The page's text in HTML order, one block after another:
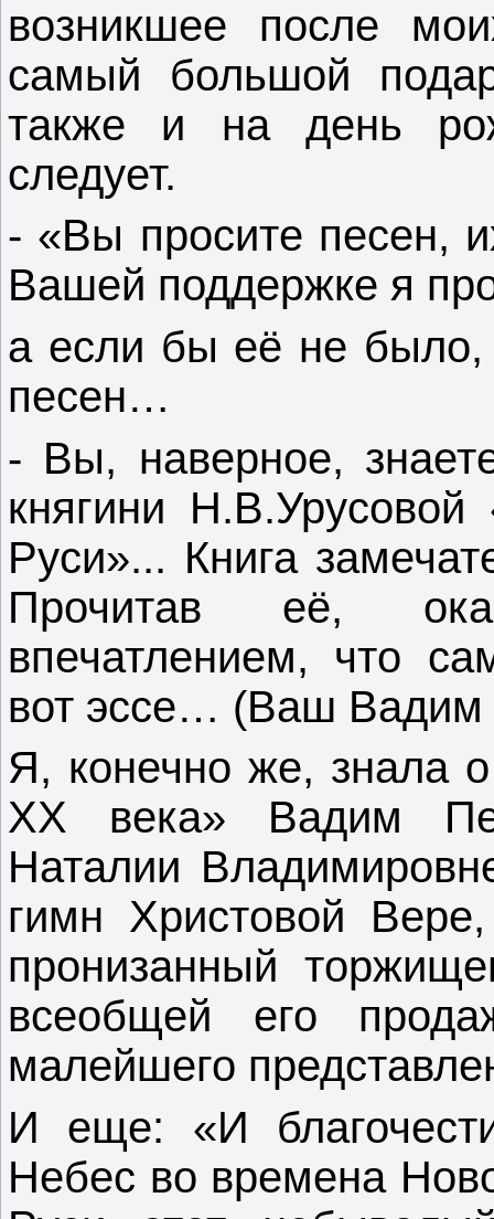
возникшее после
самый большой
также и на день
следует.
- «Вы просите песен,
Вашей поддержке я
а если бы её не было,
песен…
- Вы, наверное,
княгини
Руси»... Книга
Прочитав её,
впечатлением, что
вот эссе… (Ваш Вадим
Я, конечно же, знала
ХХ века» Вадим
Наталии
гимн Христовой
пронизанный
всеобщей его
малейшего
И еще: «И
Небес во времена